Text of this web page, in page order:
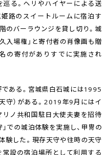
る。ヘリやハイヤーによる送
路のスイートルームに宿泊す
のバーラウンジを貸し切り。城
入場権」と寄付者の肖像画も贈
の寄付がありすでに実施され
である。宮城県白石城には1995
守）がある。2019年9月にはイ
ノ共和国駐日大使夫妻を招待
での城泊体験を実施し、甲冑の
験した。現存天守や往時の天守
設の宿泊場所として利用する